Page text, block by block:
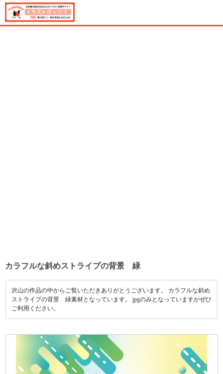
カラフルな斜めストライプの背景 緑
沢山の作品の中からご覧いただきありがとうございます。 カラフルな斜め
ストライプの背景 緑素材となっています。 jpgのみとなっていますがぜひ
ご利用ください。